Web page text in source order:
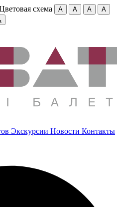
схема A A A
A
Экскурсии Новости Контакты